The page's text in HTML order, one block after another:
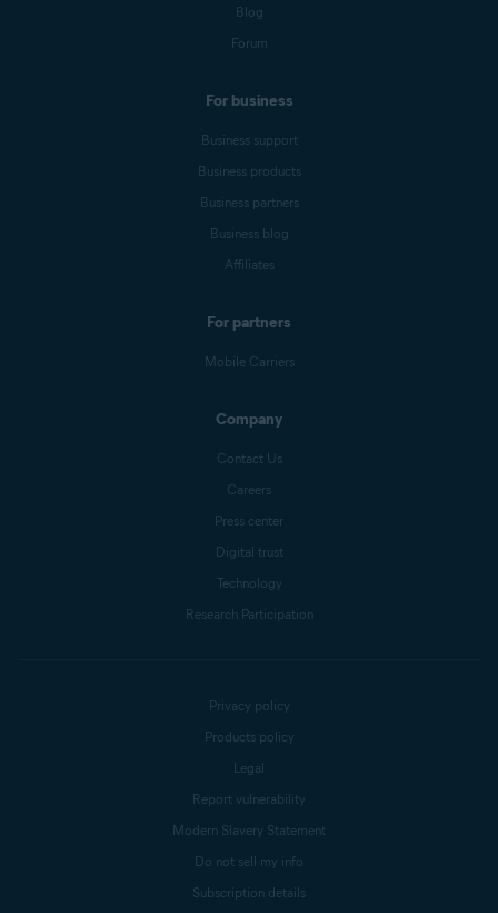
Blog
Forum
For business
Business support
Business products
Business partners
Business blog
Affiliates
For partners
Mobile Carriers
Company
Contact Us
Careers
Press center
Digital trust
Technology
Research Participation
Privacy policy
Products policy
Legal
Report vulnerability
Modern Slavery Statement
Do not sell my info
Subscription details